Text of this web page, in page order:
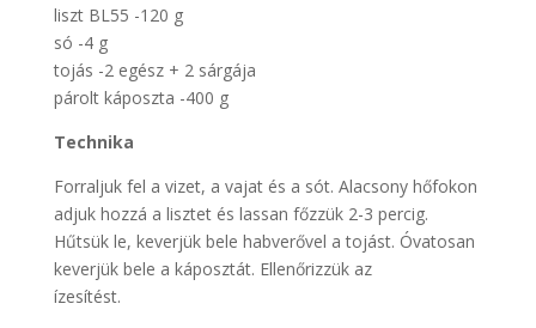
liszt BL55 -120 g
só -4 g
tojás -2 egész + 2 sárgája
párolt káposzta -400 g
Technika
Forraljuk fel a vizet, a vajat és a sót. Alacsony hőfokon
adjuk hozzá a lisztet és lassan főzzük 2-3 percig.
Hűtsük le, keverjük bele habverővel a tojást. Óvatosan
keverjük bele a káposztát. Ellenőrizzük az
ízesítést.